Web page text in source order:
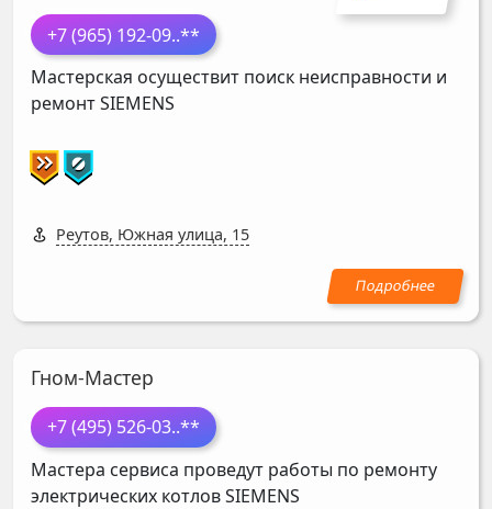
+7 (965) 192-09..**
Мастерская осуществит поиск неисправности и
ремонтSIEMENS
Реутов, Южная улица, 15
Гном-Мастер
+7 (495) 526-03..**
Мастера сервиса проведут работы по ремонту
электрических котловSIEMENS